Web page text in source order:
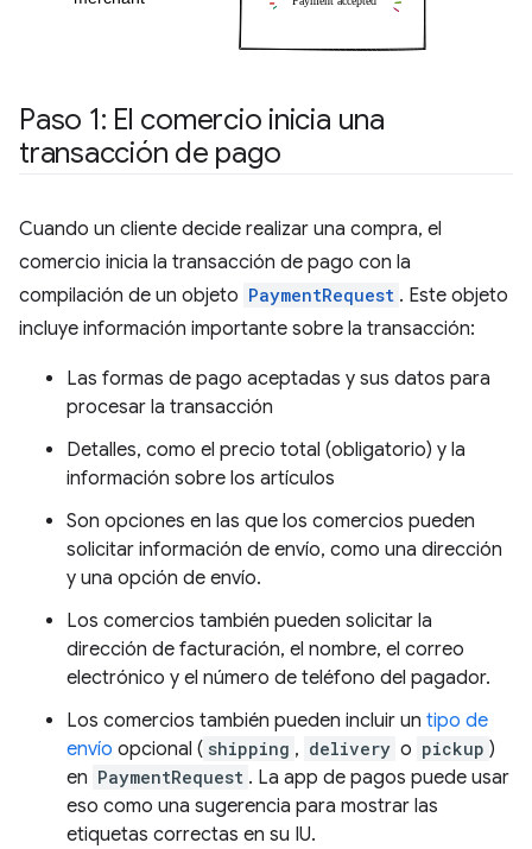
Paso 1: El comercio inicia una
transacción de pago
Cuando un cliente decide realizar una compra, el
comercio inicia la transacción de pago con la
compilación de un objeto PaymentRequest . Este objeto
incluye información importante sobre la transacción:
Las formas de pago aceptadas y sus datos para
procesar la transacción
Detalles, como el precio total (obligatorio) y la
información sobre los artículos
Son opciones en las que los comercios pueden
solicitar información de envío, como una dirección
y una opción de envío.
Los comercios también pueden solicitar la
dirección de facturación, el nombre, el correo
electrónico y el número de teléfono del pagador.
Los comercios también pueden incluir un tipo de
envío opcional ( shipping , delivery o pickup )
en PaymentRequest . La app de pagos puede usar
eso como una sugerencia para mostrar las
etiquetas correctas en su IU.